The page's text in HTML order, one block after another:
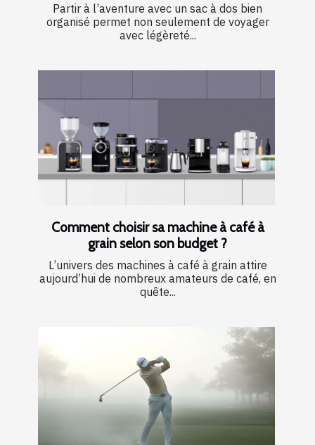
Partir à l’aventure avec un sac à dos bien
organisé permet non seulement de voyager
avec légèreté...
Comment choisir sa machine à café à
grain selon son budget ?
L’univers des machines à café à grain attire
aujourd’hui de nombreux amateurs de café, en
quête...